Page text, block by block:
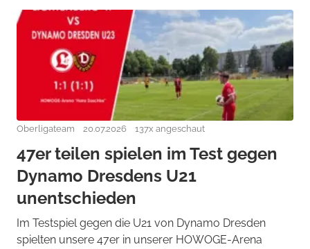
Oberligateam 20.07.2026 137x angeschaut
47er teilen spielen im Test gegen
Dynamo Dresdens U21
unentschieden
Im Testspiel gegen die U21 von Dynamo Dresden
spielten unsere 47er in unserer HOWOGE-Arena